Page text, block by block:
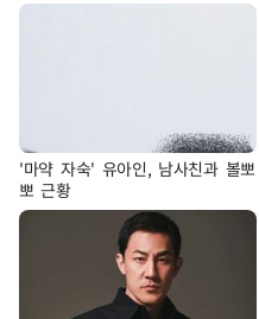
'마약 자숙' 유아인, 남사친과 볼뽀
뽀 근황